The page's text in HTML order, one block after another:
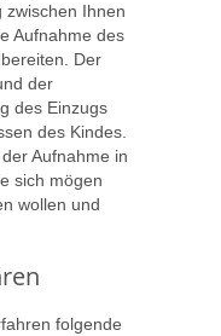
zwischen Ihnen
Aufnahme des
Der
der
des Einzugs
des Kindes.
Aufnahme in
sich mögen
wollen und
folgende